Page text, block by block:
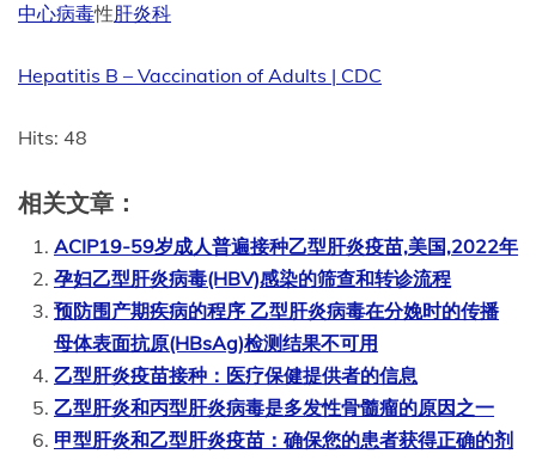
中心病毒性肝炎科
Hepatitis B – Vaccination of Adults | CDC
Hits: 48
相关文章：
ACIP19-59岁成人普遍接种乙型肝炎疫苗,美国,2022年
孕妇乙型肝炎病毒(HBV)感染的筛查和转诊流程
预防围产期疾病的程序 乙型肝炎病毒在分娩时的传播
母体表面抗原(HBsAg)检测结果不可用
乙型肝炎疫苗接种：医疗保健提供者的信息
乙型肝炎和丙型肝炎病毒是多发性骨髓瘤的原因之一
甲型肝炎和乙型肝炎疫苗：确保您的患者获得正确的剂